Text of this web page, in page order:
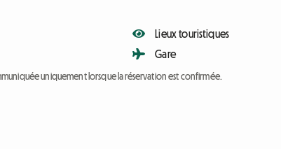
Lieux touristiques
Gare
uniquement lorsque la réservation est confirmée.